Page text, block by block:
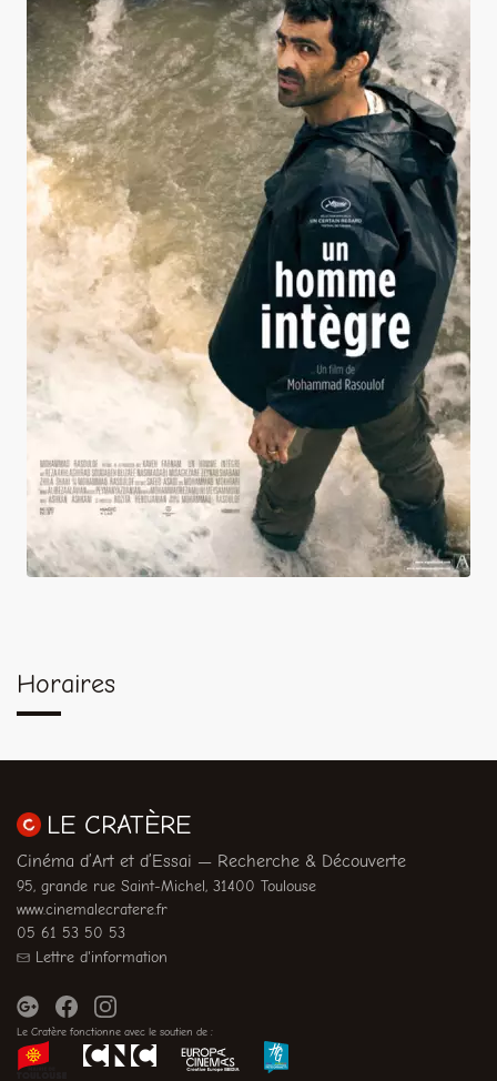
Un homme intègre
Horaires
LE CRATÈRE
Cinéma d’Art et d’Essai — Recherche & Découverte
95, grande rue Saint-Michel, 31400 Toulouse
www.cinemalecratere.fr
05 61 53 50 53
Lettre d'information
Le Cratère fonctionne avec le soutien de :